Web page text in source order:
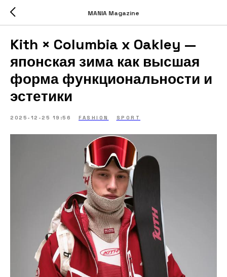
MANIA Magazine
Kith × Columbia x Oakley —
японская зима как высшая
форма функциональности и
эстетики
2025-12-25 19:56 FASHION SPORT